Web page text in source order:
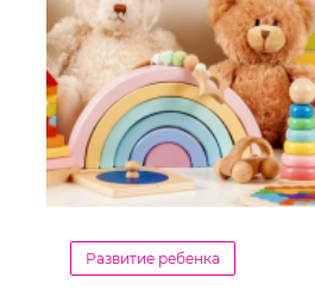
Развитие ребенка